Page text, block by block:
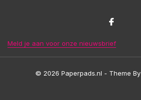
Meld je aan voor onze nieuwsbrief
© 2026 Paperpads.nl - Theme By